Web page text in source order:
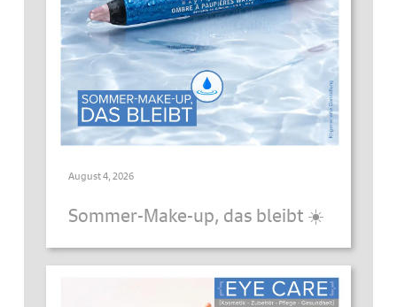
August 4, 2026
Sommer-Make-up, das bleibt ☀️